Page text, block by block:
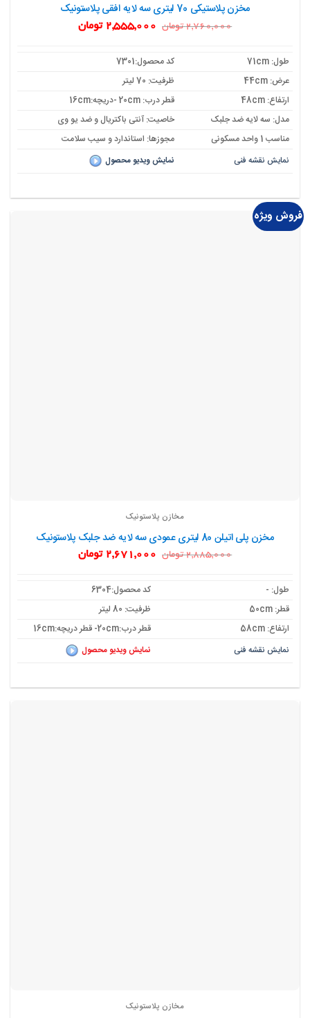
مخزن پلاستیکی 70 لیتری سه لایه افقی پلاستونیک
2,760,000 تومان قیمت
اصلی:
بود.
2,555,000 تومانقیمت
طول: 71cm
کد محصول:7301
عرض: 44cm
ظرفیت: 70 لیتر
ارتفاع: 48cm
قطر درب: 20cm -دریچه:16cm
مدل: سه لایه ضد جلبک
خاصیت: آنتی باکتریال و ضد یو وی
مناسب 1 واحد مسکونی
مجوزها: استاندارد و سیب سلامت
نمایش نقشه فنی نمایش ویدیو محصول
فروش ویژه
مخازن پلاستونیک
مخزن پلی اتیلن 80 لیتری عمودی سه لایه ضد جلبک پلاستونیک
2,885,000 تومان قیمت
اصلی:
بود.
2,671,000 تومانقیمت
طول: -
کد محصول:6304
قطر: 50cm
ظرفیت: 80 لیتر
ارتفاع: 58cm
قطر درب:20cm- قطر دریچه:16cm
نمایش نقشه فنی نمایش ویدیو محصول
مخازن پلاستونیک